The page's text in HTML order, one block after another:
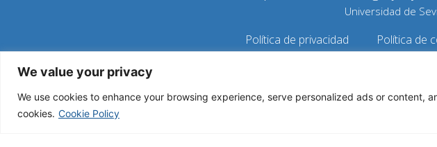
We value your privacy
We use cookies to enhance your browsing experience, serve personalized ads or content,
cookies. Cookie Policy
Universidad de
Política de privacidad Política de